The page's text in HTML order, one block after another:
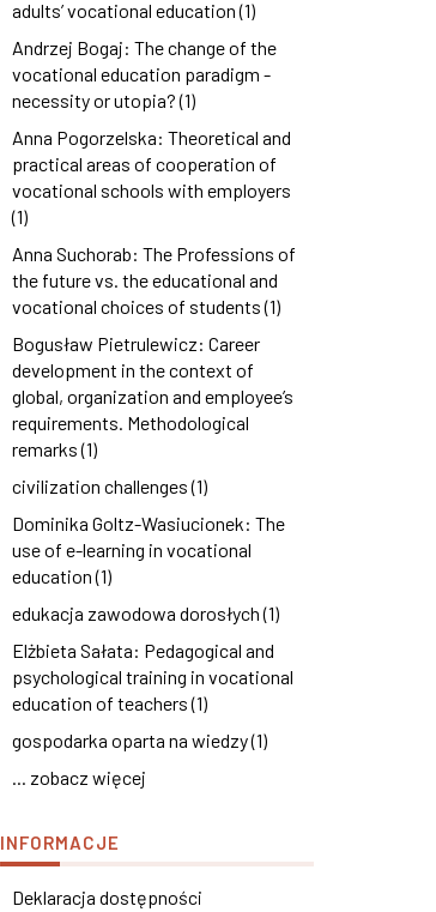
adults’ vocational education (1)
Andrzej Bogaj: The change of the
vocational education paradigm -
necessity or utopia? (1)
Anna Pogorzelska: Theoretical and
practical areas of cooperation of
vocational schools with employers
(1)
Anna Suchorab: The Professions of
the future vs. the educational and
vocational choices of students (1)
Bogusław Pietrulewicz: Career
development in the context of
global, organization and employee’s
requirements. Methodological
remarks (1)
civilization challenges (1)
Dominika Goltz-Wasiucionek: The
use of e-learning in vocational
education (1)
edukacja zawodowa dorosłych (1)
Elżbieta Sałata: Pedagogical and
psychological training in vocational
education of teachers (1)
gospodarka oparta na wiedzy (1)
... zobacz więcej
INFORMACJE
Deklaracja dostępności